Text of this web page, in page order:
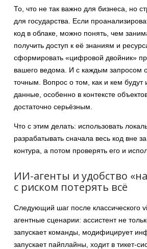
То, что не так важно для бизнеса, но
для государства. Если
код в облаке, можно понять, чем
получить доступ к её знаниям и
сформировать «цифровой двойник»
вашего ведома. И с каждым запросом
точным. Вопрос о том, как и кем будут
данные, особенно в контексте
достаточно серьёзным.
Что с этим делать: использовать
разрабатывать сначала весь код вне
контура, а потом проверять его и
ИИ-агенты и удобство
с риском потерять всё
Следующий шаг после классического
агентные сценарии: ассистент не
запускает команды, модифицирует
запускает пайплайны, ходит в тикет-